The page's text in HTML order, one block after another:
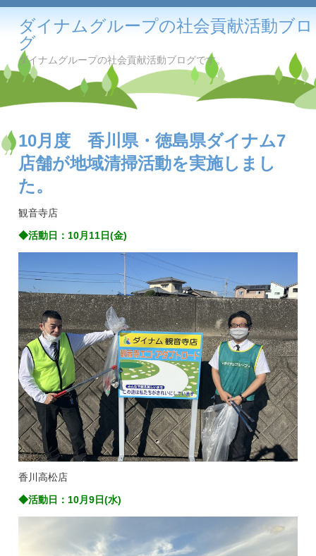
ダイナムグループの社会貢献活動ブロ
グ
ダイナムグループの社会貢献活動ブログです。
10月度 香川県・徳島県ダイナム7
店舗が地域清掃活動を実施しまし
た。
観音寺店
◆活動日：10月11日(金)
香川高松店
◆活動日：10月9日(水)